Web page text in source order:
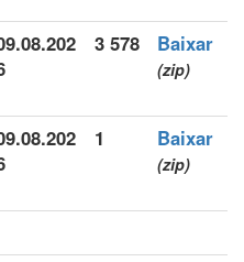
3 578 Baixar
(zip)
1 Baixar
(zip)